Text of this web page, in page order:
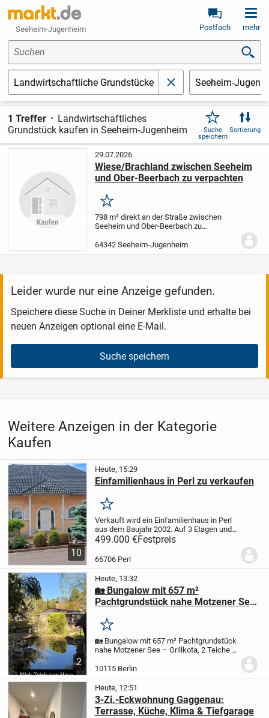
Seeheim-Jugenheim Postfach mehr
Suchen
Landwirtschaftliche Grundstücke schließenSeeheim-
1 Treffer
Landwirtschaftliches
Grundstück kaufen in Seeheim-Jugenheim
Suche
speichern
Sortierung
29.07.2026
Wiese/Brachland zwischen Seeheim
und Ober-Beerbach zu verpachten
Merken
798 m² direkt an der Straße zwischen
Seeheim und Ober-Beerbach zu
eingezäunt, kein Wasser- und
Stromanschluss. Kein Verkauf.
64342 Seeheim-Jugenheim
Leider wurde nur eine Anzeige gefunden.
Speichere diese Suche in Deiner Merkliste und erhalte bei
neuen Anzeigen optional eine E-Mail.
Suche speichern
Weitere Anzeigen in der Kategorie
Kaufen
10
Heute, 15:29
Einfamilienhaus in Perl zu verkaufen
Merken
Verkauft wird ein Einfamilienhaus in Perl
aus dem Baujahr 2002. Auf 3 Etagen und
178m2 sind 2 Bäder und ein GästeWC,
Küche und 7 Zimmer . Zusätzlich noch 1
begehbarer Kleiderschrank, 2
499.000 €Festpreis
66706 Perl
2
Heute, 13:32
🏡 Bungalow mit 657 m²
Pachtgrundstück nahe Motzener See
Ausstattung
Merken
🏡 Bungalow mit 657 m² Pachtgrundstück
nahe Motzener See – Grillkota, 2 Teiche &
SOFORT VERFÜGBAR
Rückzugsort im Grünen – ankommen,
abschalten und...
10115 Berlin
Heute, 12:51
3-Zi.-Eckwohnung Gaggenau:
Terrasse, Küche, Klima & Tiefgarage